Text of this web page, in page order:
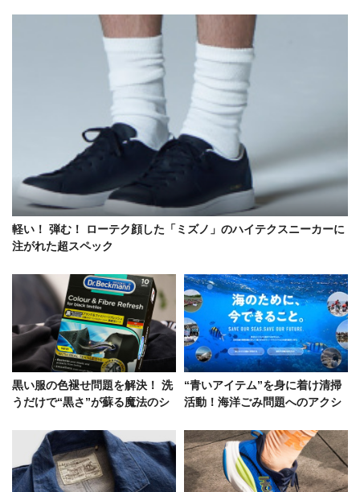
軽い！ 弾む！ ローテク顔した「ミズノ」のハイテクスニーカーに
注がれた超スペック
黒い服の色褪せ問題を解決！ 洗
うだけで“黒さ”が蘇る魔法のシ
“青いアイテム”を身に着け清掃
活動！海洋ごみ問題へのアクシ